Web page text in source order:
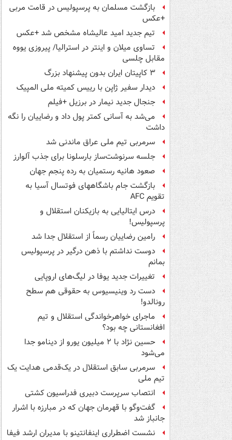
بازگشت مسلمان به پرسپولیس در قامت مربی
+عکس
تیم جدید امید عالیشاه مشخص شد +عکس
تساوی میلان و اینتر در استرالیا/ پیروزی یووه
مقابل چلسی
۳ کاپیتان ایران بدون پیشنهاد بزرگ
دیدار سفیر ژاپن با رییس کمیته ملی المپیک
جنجال جدید نیمار در برزیل +فیلم
می‌شد به آسانی کمتر پول داد و رضاییان را نگه
داشت
سرمربی تیم ملی عراق ماندنی شد
جلسه سرنوشت‌ساز بارسلونا برای جذب آلوارز
صعود هانیه رستمیان به رده پنجم جهان
بازگشت جام باشگاههای فوتسال آسیا به
تقویم AFC
درس ایتالیایی‌ به بازیکنان استقلال و
پرسپولیس!
رامین رضاییان رسماً از استقلال جدا شد
دوست نداشتم با ذهن درگیر در پرسپولیس
بمانم
تغییرات جدید یوفا در لیگ‌های اروپایی
دست رد وینیسیوس به حقوقی هم سطح
رونالدو!
ماجرای خواهرخواندگی استقلال و تیم
افغانستانی چه بود؟
حسین نژاد با ۲ میلیون یورو از دینامو جدا
می‌شود
سرمربی سابق استقلال در یک‌قدمی هدایت یک
تیم ملی
انتصاب سرپرست دبیری فدراسیون کشتی
گفت‌وگو با قهرمان جهان که در مبارزه با اشرار
جانباز شد
نشست اضطراری اینفانتینو با مدیران ارشد فیفا